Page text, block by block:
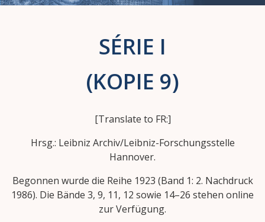
SÉRIE I
(KOPIE 9)
[Translate to FR:]
Hrsg.: Leibniz Archiv/Leibniz-Forschungsstelle
Hannover.
Begonnen wurde die Reihe 1923 (Band 1: 2. Nachdruck
1986). Die Bände 3, 9, 11, 12 sowie 14–26 stehen online
zur Verfügung.